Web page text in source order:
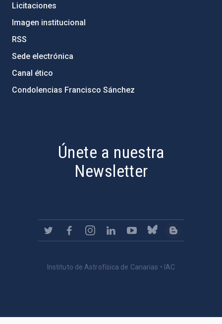
Licitaciones
Imagen institucional
RSS
Sede electrónica
Canal ético
Condolencias Francisco Sánchez
Únete a nuestra
Newsletter
Instituto de Astrofísica de Canarias • IAC